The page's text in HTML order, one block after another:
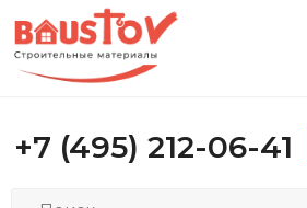
+7 (495) 212-06-41